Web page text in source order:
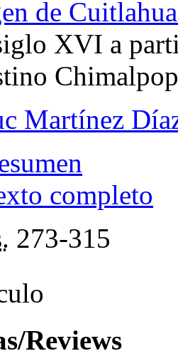
de
XVI a
Martínez
completo
273-315
Reviews